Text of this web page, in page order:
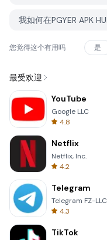
您觉得这个有用吗 是
最受欢迎
YouTube
Google LLC
4.8
Netflix
Netflix, Inc.
4.2
Telegram
Telegram FZ-LLC
4.3
TikTok